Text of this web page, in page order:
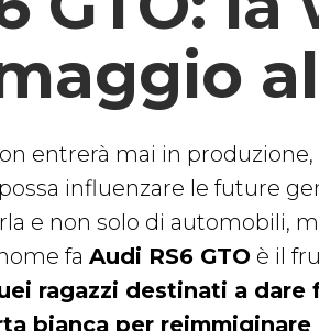
entrerà mai in
influenzare le future
e non solo di automobili,
fa Audi RS6 GTO è il
ragazzi destinati a dare
bianca per